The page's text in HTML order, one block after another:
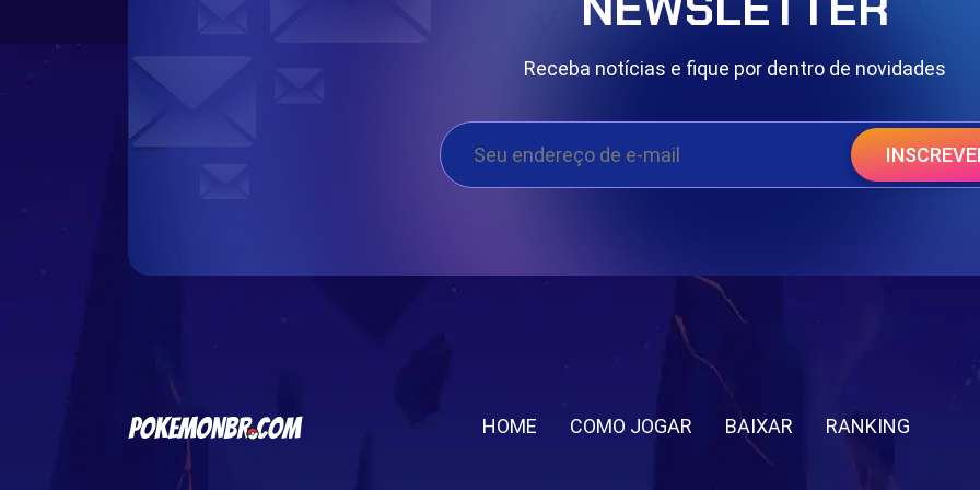
Receba notícias e fique por dentro de novidades
HOME COMO JOGAR BAIXAR RANKING